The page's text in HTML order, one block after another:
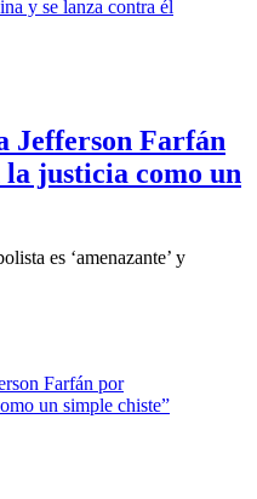
Jefferson Farfán
justicia como un
es ‘amenazante’ y